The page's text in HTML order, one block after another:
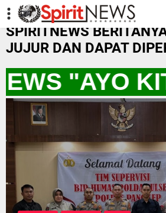
-->
SPIRITNEWS
JUJUR DAN DAPAT
"AYO